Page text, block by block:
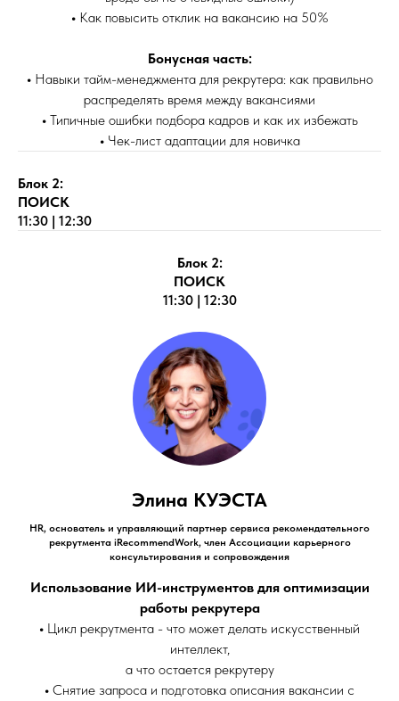
• Как повысить отклик на вакансию на 50%
Бонусная часть:
•Навыки тайм-менеджмента для рекрутера: как правильно
распределять время между вакансиями
•Типичные ошибки подбора кадров и как их избежать
•Чек-лист адаптации для новичка
Блок 2:
ПОИСК
11:30 | 12:30
Блок 2:
ПОИСК
11:30 | 12:30
Элина КУЭСТА
HR, основатель и управляющий партнер сервиса рекомендательного
рекрутмента iRecommendWork, член Ассоциации карьерного
консультирования и сопровождения
Использование ИИ-инструментов для оптимизации
работы рекрутера
• Цикл рекрутмента - что может делать искусственный
интеллект,
а что остается рекрутеру
• Снятие запроса и подготовка описания вакансии с